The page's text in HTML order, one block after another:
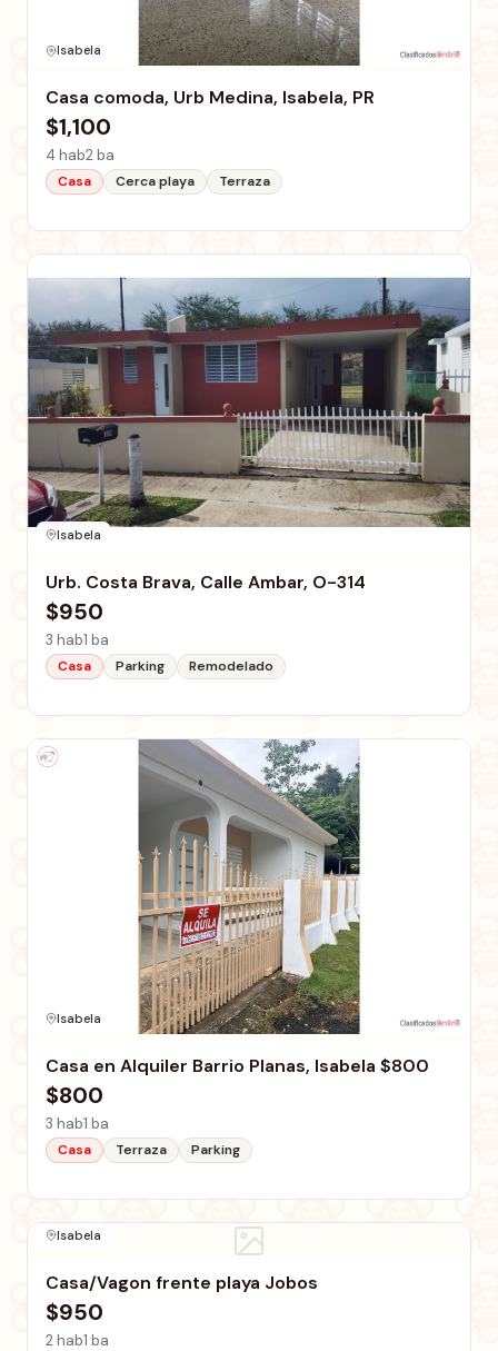
Isabela
Casa comoda, Urb Medina, Isabela, PR
$1,100
4 hab2 ba
Casa Cerca playa Terraza
Isabela
Urb. Costa Brava, Calle Ambar, O-314
$950
3 hab1 ba
Casa Parking Remodelado
Isabela
Casa en Alquiler Barrio Planas, Isabela $800
$800
3 hab1 ba
Casa Terraza Parking
Isabela
Casa/Vagon frente playa Jobos
$950
2 hab1 ba